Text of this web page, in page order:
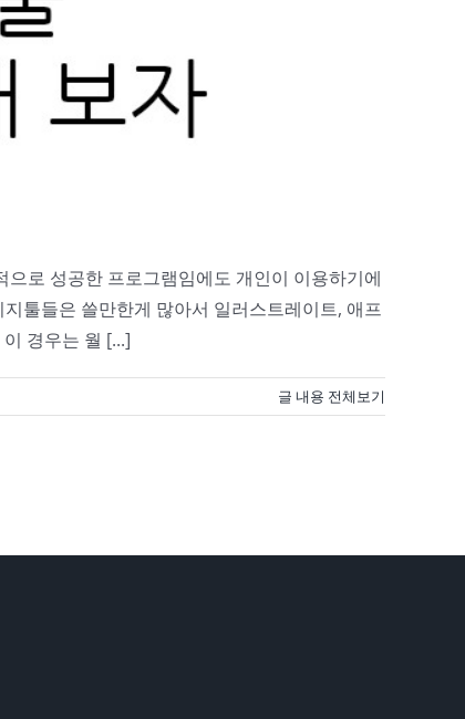
로 성공한 프로그램임에도 개인이 이용하기에
툴들은 쓸만한게 많아서 일러스트레이트, 애프
경우는 월 [...]
글 내용 전체보기